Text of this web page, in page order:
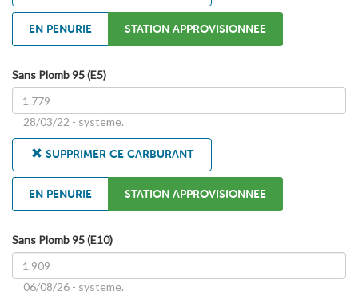
EN PENURIE STATION APPROVISIONNEE
Sans Plomb 95 (E5)
28/03/22 - systeme.
SUPPRIMER CE CARBURANT
EN PENURIE STATION APPROVISIONNEE
Sans Plomb 95 (E10)
06/08/26 - systeme.